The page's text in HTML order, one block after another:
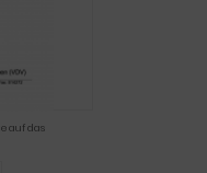
auf das